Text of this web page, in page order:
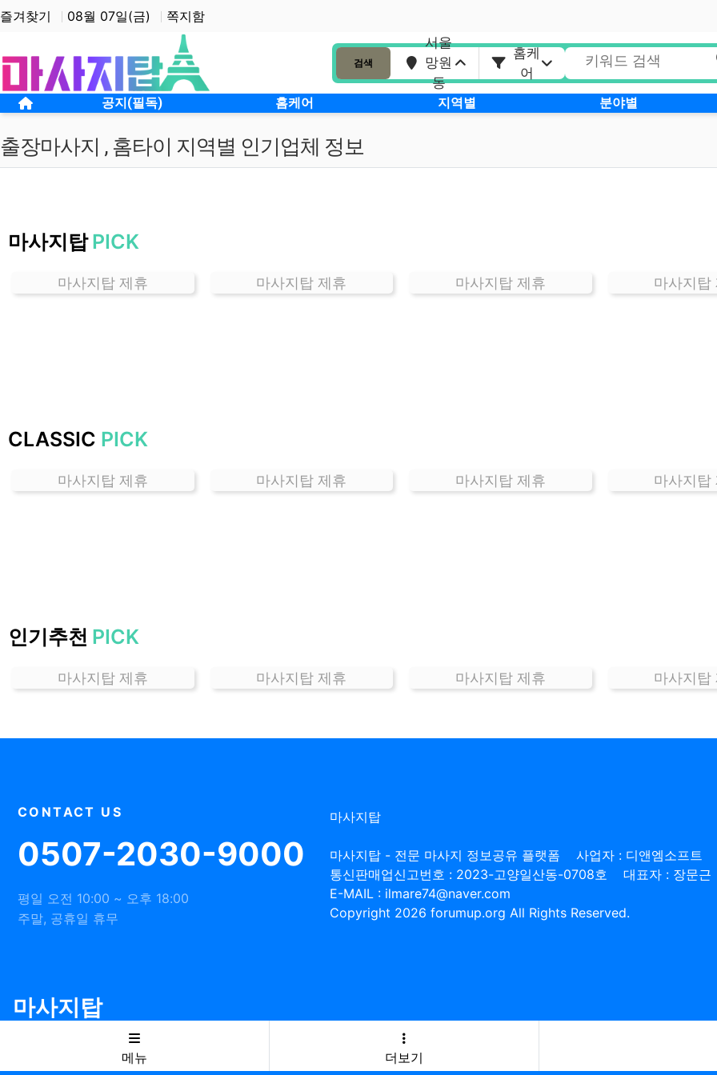
상단 네비
즐겨찾기 08월 07일(금) 쪽지함
검색
서울
망원
동
홈케
어
메인 메뉴 공지(필독) 홈케어 지역별 분야별
홈으로
출장마사지 , 홈타이 지역별 인기업체 정보
망
가
격
천
마사지탑 PICK
마사지탑 제휴 마사지탑 제휴 마사지탑 제휴 마사지탑
CLASSIC PICK
마사지탑 제휴 마사지탑 제휴 마사지탑 제휴 마사지탑
인기추천 PICK
마사지탑 제휴 마사지탑 제휴 마사지탑 제휴 마사지탑
CONTACT US
0507-2030-9000
평일 오전 10:00 ~ 오후 18:00
주말, 공휴일 휴무
마사지탑
마사지탑 - 전문 마사지 정보공유 플랫폼
사업자 : 디앤엠소프트
통신판매업신고번호 : 2023-고양일산동-0708호
대표자 : 장문근
E-MAIL : ilmare74@naver.com
Copyright 2026 forumup.org All Rights Reserved.
마사지탑
메뉴
더보기